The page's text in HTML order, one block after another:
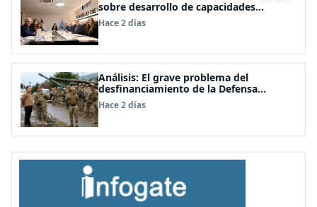
sobre desarrollo de capacidades
estratégicas en sesión del Consejo de
Política Espacial
Hace 2 días
Análisis: El grave problema del
desfinanciamiento de la Defensa
Nacional
Hace 2 días